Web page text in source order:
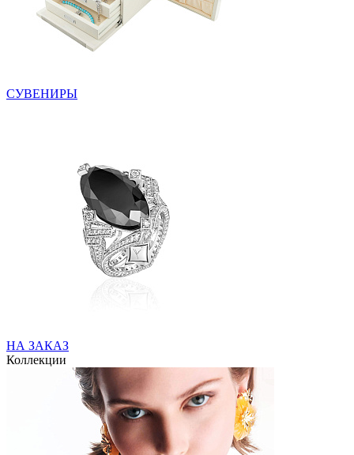
СУВЕНИРЫ
НА ЗАКАЗ
Коллекции